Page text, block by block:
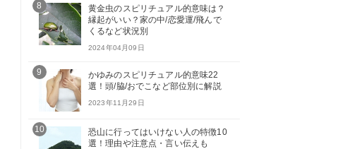
8
黄金虫のスピリチュアル的意味は？
縁起がいい？家の中/恋愛運/飛んで
くるなど状況別
2024年04月09日
9
かゆみのスピリチュアル的意味22
選！頭/脇/おでこなど部位別に解説
2023年11月29日
10
恐山に行ってはいけない人の特徴10
選！理由や注意点・言い伝えも